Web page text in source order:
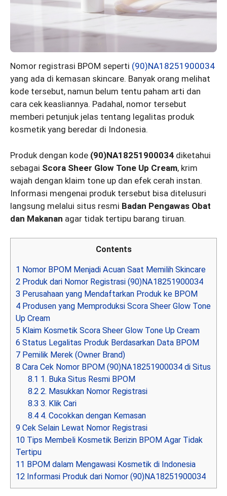
Nomor registrasi BPOM seperti (90)NA18251900034
yang ada di kemasan skincare. Banyak orang melihat
kode tersebut, namun belum tentu paham arti dan
cara cek keasliannya. Padahal, nomor tersebut
memberi petunjuk jelas tentang legalitas produk
kosmetik yang beredar di Indonesia.
Produk dengan kode (90)NA18251900034 diketahui
sebagai Scora Sheer Glow Tone Up Cream, krim
wajah dengan klaim tone up dan efek cerah instan.
Informasi mengenai produk tersebut bisa ditelusuri
langsung melalui situs resmi Badan Pengawas Obat
dan Makanan agar tidak tertipu barang tiruan.
Contents
1 Nomor BPOM Menjadi Acuan Saat Memilih Skincare
2 Produk dari Nomor Registrasi (90)NA18251900034
3 Perusahaan yang Mendaftarkan Produk ke BPOM
4 Produsen yang Memproduksi Scora Sheer Glow Tone
Up Cream
5 Klaim Kosmetik Scora Sheer Glow Tone Up Cream
6 Status Legalitas Produk Berdasarkan Data BPOM
7 Pemilik Merek (Owner Brand)
8 Cara Cek Nomor BPOM (90)NA18251900034 di Situs
8.1 1. Buka Situs Resmi BPOM
8.2 2. Masukkan Nomor Registrasi
8.3 3. Klik Cari
8.4 4. Cocokkan dengan Kemasan
9 Cek Selain Lewat Nomor Registrasi
10 Tips Membeli Kosmetik Berizin BPOM Agar Tidak
Tertipu
11 BPOM dalam Mengawasi Kosmetik di Indonesia
12 Informasi Produk dari Nomor (90)NA18251900034